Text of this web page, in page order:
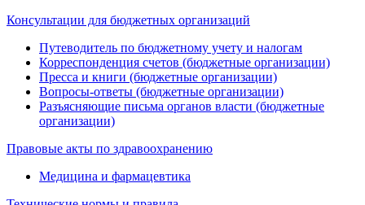
Консультации для бюджетных организаций
Путеводитель по бюджетному учету и налогам
Корреспонденция счетов (бюджетные организации)
Пресса и книги (бюджетные организации)
Вопросы-ответы (бюджетные организации)
Разъясняющие письма органов власти (бюджетные
организации)
Правовые акты по здравоохранению
Медицина и фармацевтика